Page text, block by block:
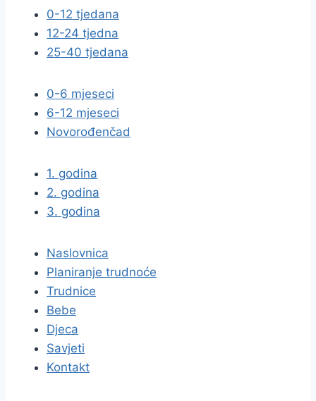
0-12 tjedana
12-24 tjedna
25-40 tjedana
0-6 mjeseci
6-12 mjeseci
Novorođenčad
1. godina
2. godina
3. godina
Naslovnica
Planiranje trudnoće
Trudnice
Bebe
Djeca
Savjeti
Kontakt